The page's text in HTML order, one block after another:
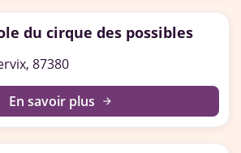
du cirque des possibles
87380
En savoir plus arrow_forward